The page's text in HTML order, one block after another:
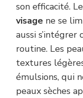
son efficacité. Le
visage ne se
aussi
routine. Les
textures
émulsions, qui
peaux sèches